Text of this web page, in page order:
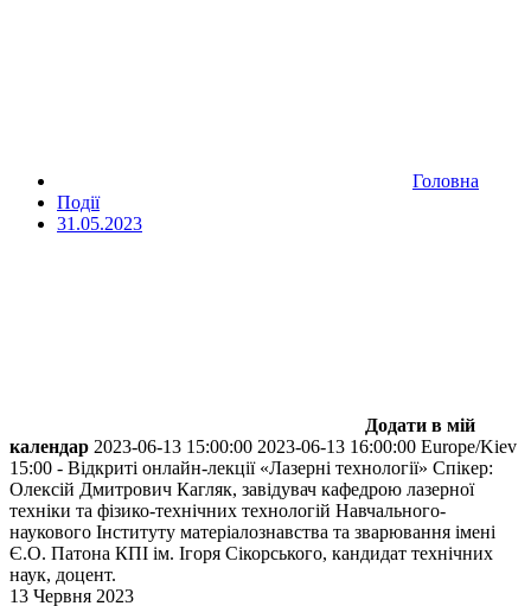
Головна
Події
31.05.2023
Додати в мій
календар 2023-06-13 15:00:00 2023-06-13 16:00:00 Europe/Kiev
15:00 - Відкриті онлайн-лекції «Лазерні технології» Спікер:
Олексій Дмитрович Кагляк, завідувач кафедрою лазерної
техніки та фізико-технічних технологій Навчального-
наукового Інституту матеріалознавства та зварювання імені
Є.О. Патона КПІ ім. Ігоря Сікорського, кандидат технічних
наук, доцент.
13 Червня 2023